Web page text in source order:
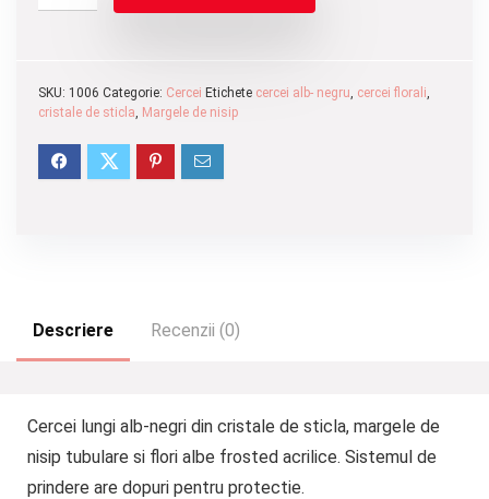
SKU: 1006 Categorie: Cercei Etichete cercei alb- negru, cercei florali,
cristale de sticla, Margele de nisip
Descriere Recenzii (0)
Cercei lungi alb-negri din cristale de sticla, margele de
nisip tubulare si flori albe frosted acrilice. Sistemul de
prindere are dopuri pentru protectie.